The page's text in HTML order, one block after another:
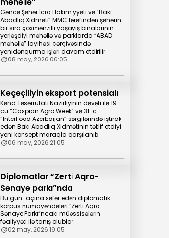
məhəllə”
Gəncə Şəhər İcra Hakimiyyəti və “Bakı
Abadlıq Xidməti” MMC tərəfindən şəhərin
bir sıra çoxmənzilli yaşayış binalarının
yerləşdiyi məhəllə və parklarda “ABAD
məhəllə” layihəsi çərçivəsində
yenidənqurma işləri davam etdirilir.
08 may, 2026 06:05
Keçəçiliyin eksport potensialı
Kənd Təsərrüfatı Nazirliyinin dəvəti ilə 19-
cu “Caspian Agro Week” və 31-ci
“InterFood Azerbaijan” sərgilərində iştirak
edən Bakı Abadlıq Xidmətinin təklif etdiyi
yeni konsept maraqla qarşılanıb.
06 may, 2026 21:05
Diplomatlar “Zerti Aqro-
Sənaye parkı”nda
Bu gün Laçına səfər edən diplomatik
korpus nümayəndələri “Zerti Aqro-
Sənaye Parkı”ndakı müəssisələrin
fəaliyyəti ilə tanış olublar.
02 may, 2026 19:05